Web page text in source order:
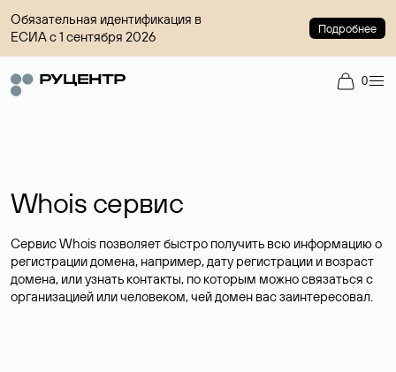
Обязательная идентификация в
ЕСИА с 1 сентября 2026
Подробнее
0
Whois сервис
Сервис Whois позволяет быстро получить всю информацию о
регистрации домена, например, дату регистрации и возраст
домена, или узнать контакты, по которым можно связаться с
организацией или человеком, чей домен вас заинтересовал.